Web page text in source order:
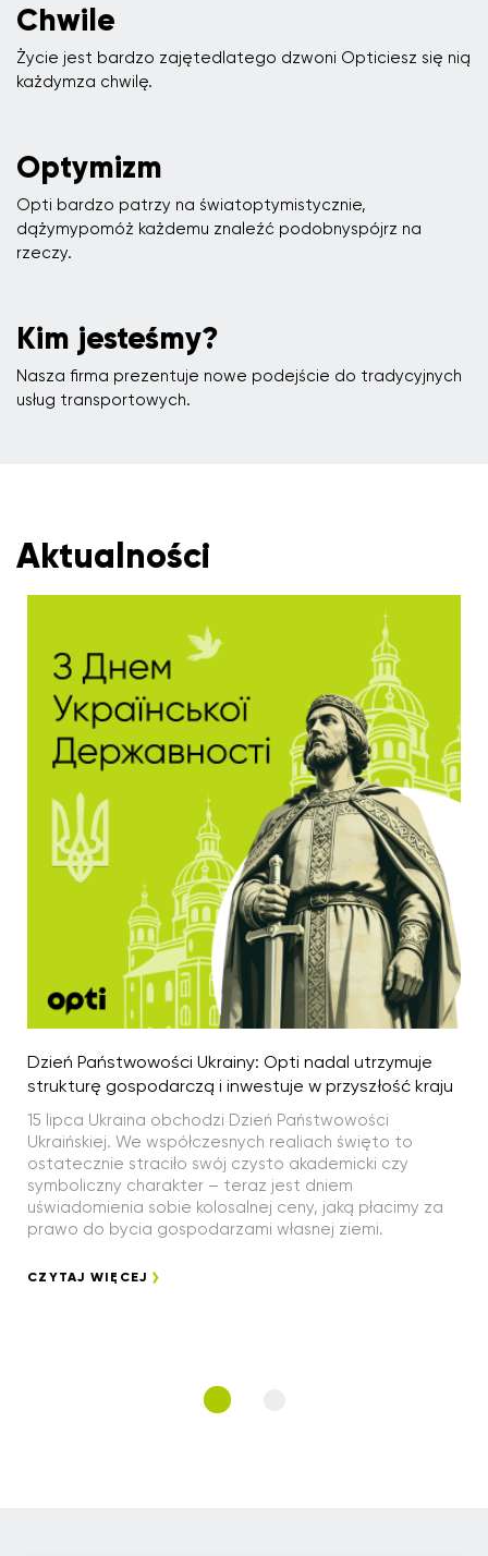
Chwile
Życie jest bardzo zajętedlatego dzwoni Opticiesz się nią
każdymza chwilę.
Optymizm
Opti bardzo patrzy na światoptymistycznie,
dążymypomóż każdemu znaleźć podobnyspójrz na
rzeczy.
Kim jesteśmy?
Nasza firma prezentuje nowe podejście do tradycyjnych
usług transportowych.
Aktualności
Dzień Państwowości Ukrainy: Opti nadal utrzymuje
strukturę gospodarczą i inwestuje w przyszłość kraju
15 lipca Ukraina obchodzi Dzień Państwowości
Ukraińskiej. We współczesnych realiach święto to
ostatecznie straciło swój czysto akademicki czy
symboliczny charakter – teraz jest dniem
uświadomienia sobie kolosalnej ceny, jaką płacimy za
prawo do bycia gospodarzami własnej ziemi.
CZYTAJ WIĘCEJ